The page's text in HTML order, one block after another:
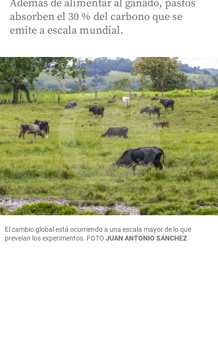
Además de alimentar al ganado, pastos
absorben el 30 % del carbono que se
emite a escala mundial.
El cambio global está ocurriendo a una escala mayor de lo que
preveían los experimentos. FOTO JUAN ANTONIO SÁNCHEZ